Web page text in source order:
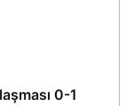
0-1